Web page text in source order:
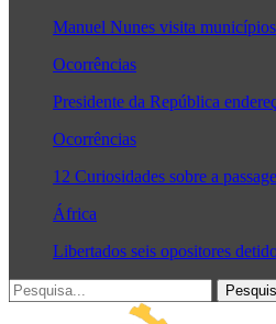
Manuel Nunes visita
Ocorrências
Presidente da República
Ocorrências
12 Curiosidades sobre a
África
Libertados seis opositores